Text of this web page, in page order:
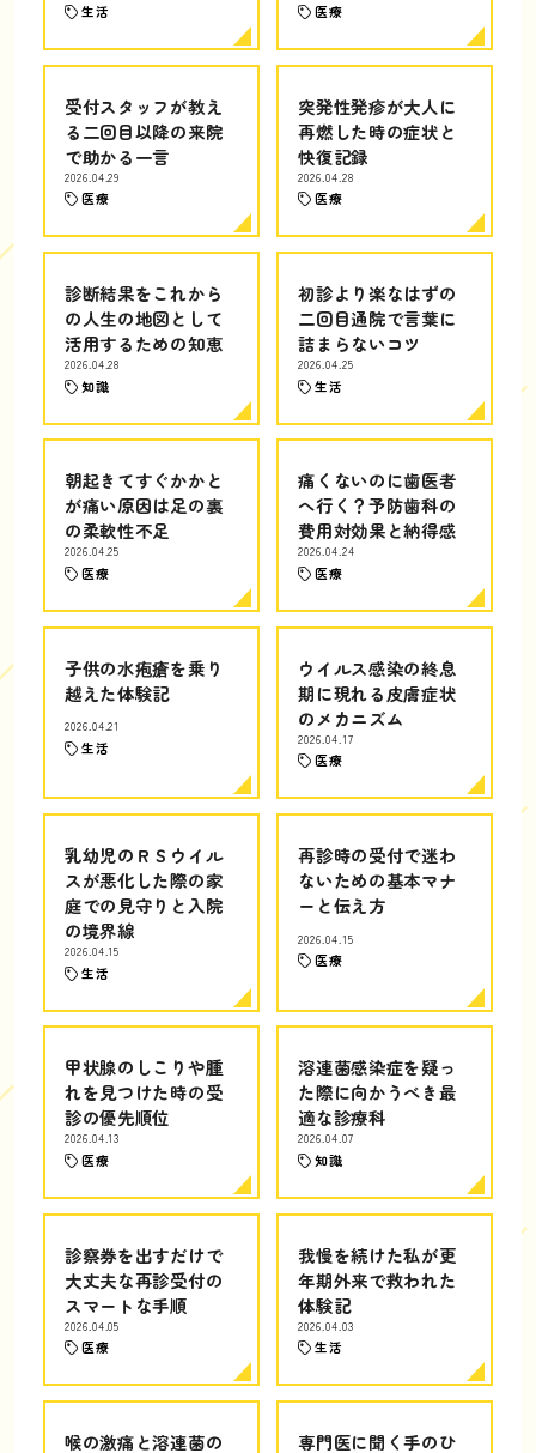
生活 医療
受付スタッフが教え
る二回目以降の来院
で助かる一言
2026.04.29
医療
突発性発疹が大人に
再燃した時の症状と
快復記録
2026.04.28
医療
診断結果をこれから
の人生の地図として
活用するための知恵
2026.04.28
知識
初診より楽なはずの
二回目通院で言葉に
詰まらないコツ
2026.04.25
生活
朝起きてすぐかかと
が痛い原因は足の裏
の柔軟性不足
2026.04.25
医療
痛くないのに歯医者
へ行く？予防歯科の
費用対効果と納得感
2026.04.24
医療
子供の水疱瘡を乗り
越えた体験記
2026.04.21
生活
ウイルス感染の終息
期に現れる皮膚症状
のメカニズム
2026.04.17
医療
乳幼児のＲＳウイル
スが悪化した際の家
庭での見守りと入院
の境界線
2026.04.15
生活
再診時の受付で迷わ
ないための基本マナ
ーと伝え方
2026.04.15
医療
甲状腺のしこりや腫
れを見つけた時の受
診の優先順位
2026.04.13
医療
溶連菌感染症を疑っ
た際に向かうべき最
適な診療科
2026.04.07
知識
診察券を出すだけで
大丈夫な再診受付の
スマートな手順
2026.04.05
医療
我慢を続けた私が更
年期外来で救われた
体験記
2026.04.03
生活
喉の激痛と溶連菌の
専門医に聞く手のひ